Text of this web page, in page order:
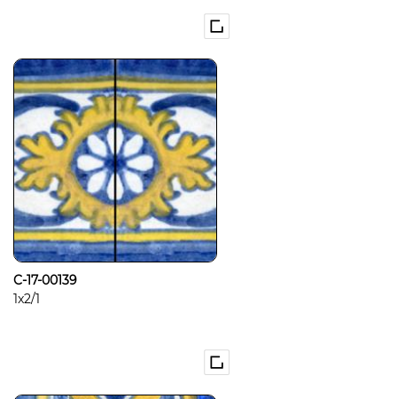
C-17-00139
1x2/1